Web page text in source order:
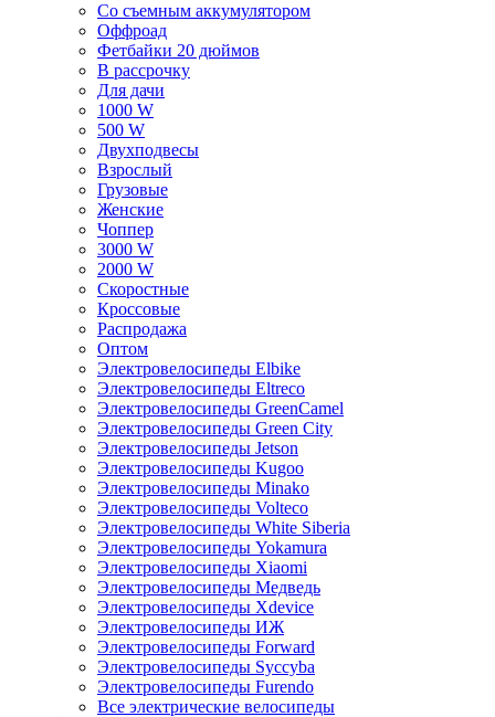
Со съемным аккумулятором
Оффроад
Фетбайки 20 дюймов
В рассрочку
Для дачи
1000 W
500 W
Двухподвесы
Взрослый
Грузовые
Женские
Чоппер
3000 W
2000 W
Скоростные
Кроссовые
Распродажа
Оптом
Электровелосипеды Elbike
Электровелосипеды Eltreco
Электровелосипеды GreenCamel
Электровелосипеды Green City
Электровелосипеды Jetson
Электровелосипеды Kugoo
Электровелосипеды Minako
Электровелосипеды Volteco
Электровелосипеды White Siberia
Электровелосипеды Yokamura
Электровелосипеды Xiaomi
Электровелосипеды Медведь
Электровелосипеды Xdevice
Электровелосипеды ИЖ
Электровелосипеды Forward
Электровелосипеды Syccyba
Электровелосипеды Furendo
Все электрические велосипеды